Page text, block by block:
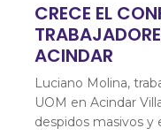
CRECE EL
ACINDAR
Luciano Molina,
UOM en Acindar
despidos masivos y